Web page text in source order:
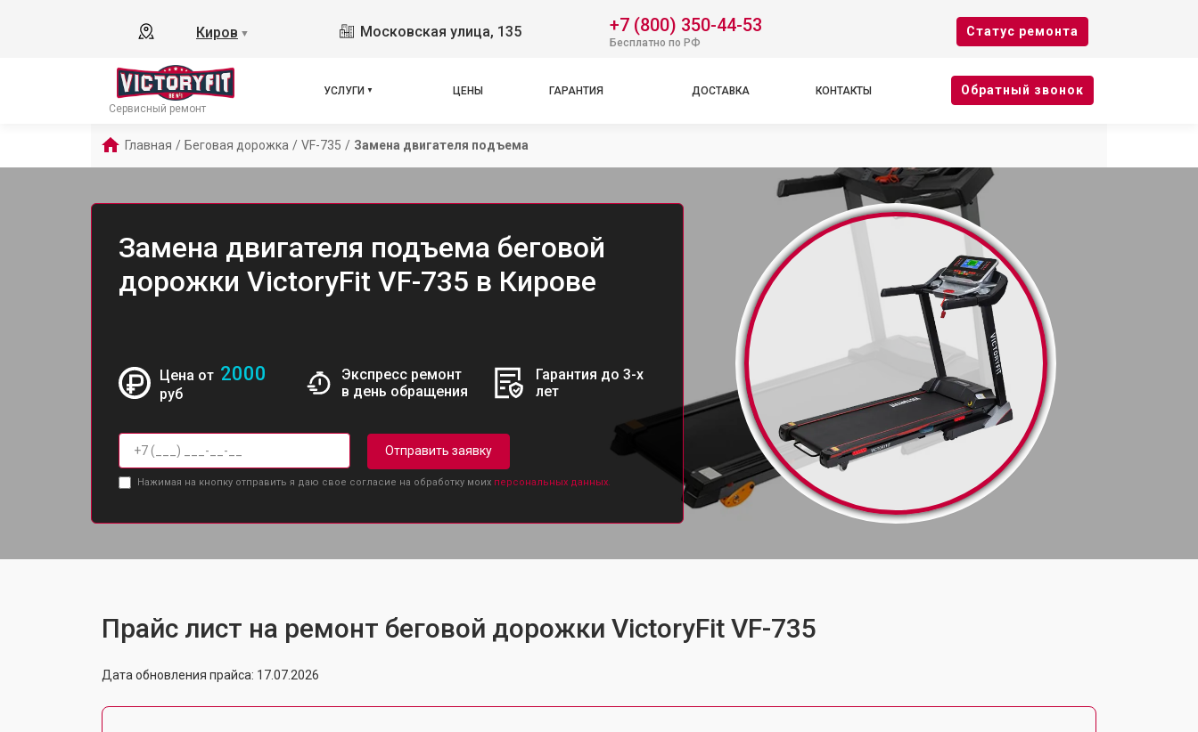
Киров ▼ Московская улица, 135 +7 (800) 350-44-53
Бесплатно по РФ
Cтатус ремонта
Сервисный ремонт
УСЛУГИ ЦЕНЫ ГАРАНТИЯ ДОСТАВКА КОНТАКТЫ Oбратный звонок
Главная / Беговая дорожка / VF-735 / Замена двигателя подъема
Замена двигателя подъема беговой
дорожки VictoryFit VF-735 в Кирове
Цена от 2000
руб
Экспресс ремонт
в день обращения
Гарантия до 3-х
лет
Отправить заявку
Нажимая на кнопку отправить я даю свое согласие на обработку моих персональных данных.
Прайс лист на ремонт беговой дорожки VictoryFit VF-735
Дата обновления прайса: 17.07.2026